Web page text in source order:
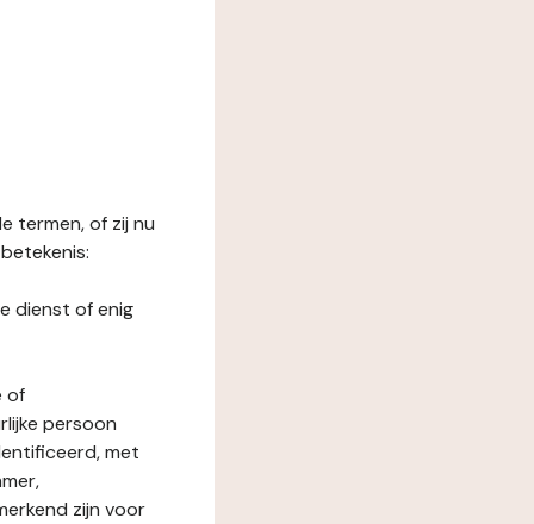
termen, of zij nu
dienst of enig
of
persoon
met
zijn voor